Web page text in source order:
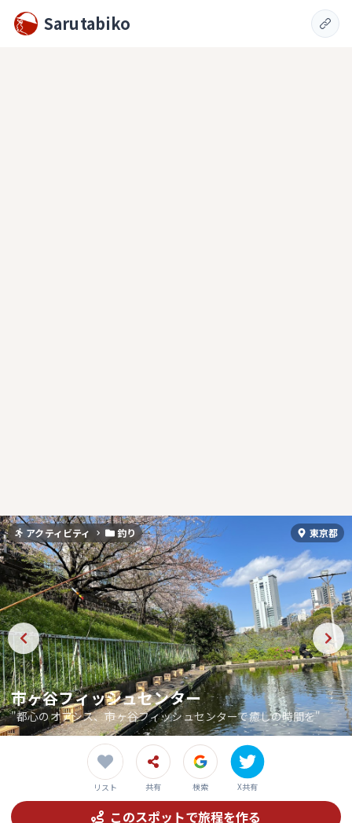
Sarutabiko
アクティビティ 釣り 東京都
市ヶ谷フィッシュセンター
"都心のオアシス、市ヶ谷フィッシュセンターで癒しの時間を"
リスト 共有 検索 X共有
このスポットで旅程を作る